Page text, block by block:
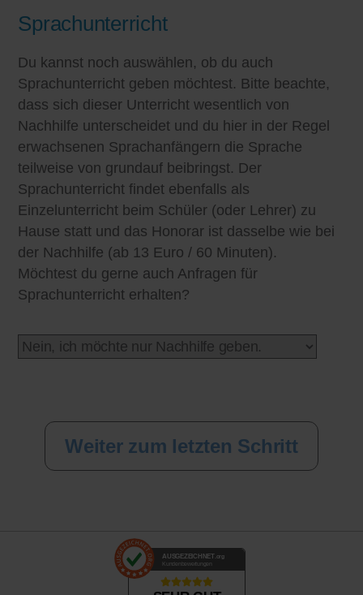
Sprachunterricht
Du kannst noch auswählen, ob du auch
Sprachunterricht geben möchtest. Bitte beachte,
dass sich dieser Unterricht wesentlich von
Nachhilfe unterscheidet und du hier in der Regel
erwachsenen Sprachanfängern die Sprache
teilweise von grundauf beibringst. Der
Sprachunterricht findet ebenfalls als
Einzelunterricht beim Schüler (oder Lehrer) zu
Hause statt und das Honorar ist dasselbe wie bei
der Nachhilfe (ab 13 Euro / 60 Minuten).
Möchtest du gerne auch Anfragen für
Sprachunterricht erhalten?
AUSGEZEICHNET .org
Kundenbewertungen